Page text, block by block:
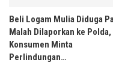
Beli Logam Mulia Diduga
Malah Dilaporkan ke Polda,
Konsumen Minta
Perlindungan…